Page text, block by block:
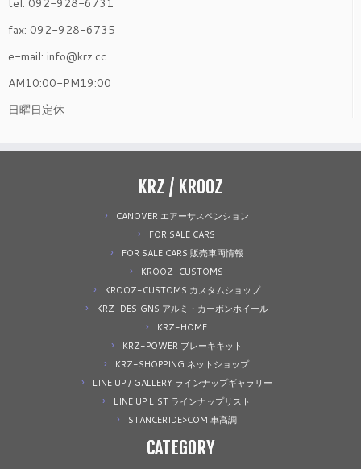
tel: 092-928-6731
fax: 092-928-6735
e-mail: info@krz.cc
AM10:00-PM19:00
日曜日定休
KRZ / KROOZ
CANOVER エアーサスペンション
FOR SALE CARS
FOR SALE CARS 販売車両情報
KROOZ-CUSTOMS
KROOZ-CUSTOMS カスタムショップ
KRZ-DESIGNS アルミ・カーボンホイール
KRZ-HOME
KRZ-POWER ブレーキキット
KRZ-SHOPPING ネットショップ
LINE UP / GALLERY ラインナップギャラリー
LINE UP LIST ラインナップリスト
STANCERIDE>COM 車高調
CATEGORY